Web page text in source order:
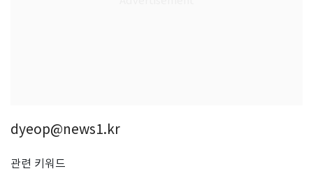
dyeop@news1.kr
관련 키워드